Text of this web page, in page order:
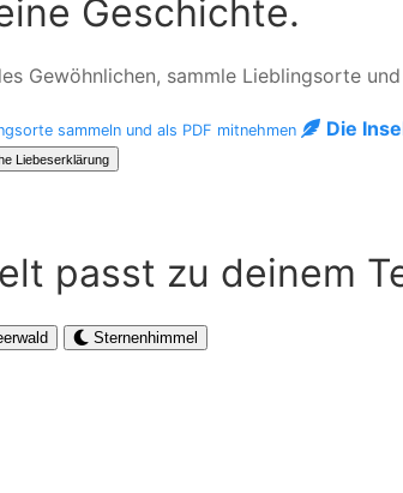
Geschichte.
Gewöhnlichen, sammle Lieblingsorte
sammeln und als PDF mitnehmen Die
Liebeserklärung
passt zu deinem
Sternenhimmel